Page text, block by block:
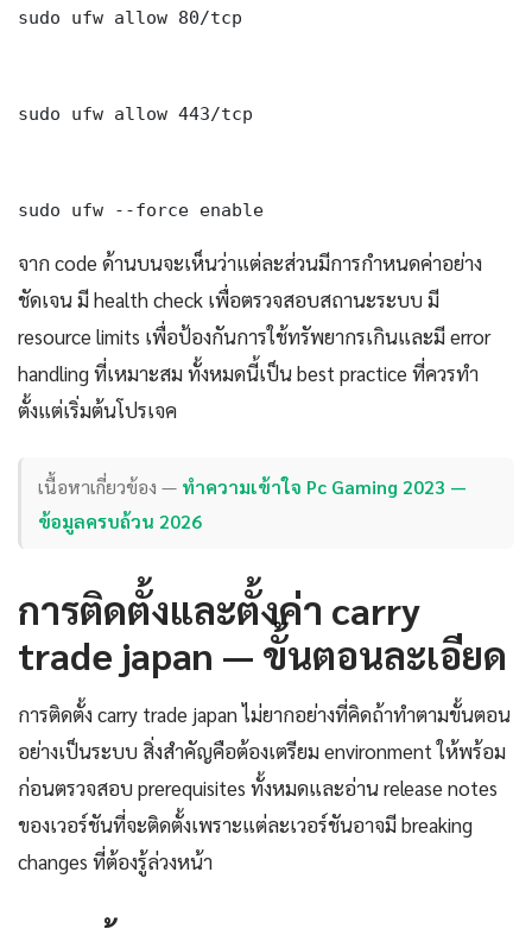
sudo ufw allow 80/tcp
sudo ufw allow 443/tcp
sudo ufw --force enable
จาก code ด้านบนจะเห็นว่าแต่ละส่วนมีการกำหนดค่าอย่าง
ชัดเจน มี health check เพื่อตรวจสอบสถานะระบบ มี
resource limits เพื่อป้องกันการใช้ทรัพยากรเกินและมี error
handling ที่เหมาะสม ทั้งหมดนี้เป็น best practice ที่ควรทำ
ตั้งแต่เริ่มต้นโปรเจค
เนื้อหาเกี่ยวข้อง — ทำความเข้าใจ Pc Gaming 2023 —
ข้อมูลครบถ้วน 2026
การติดตั้งและตั้งค่า carry
trade japan — ขั้นตอนละเอียด
การติดตั้ง carry trade japan ไม่ยากอย่างที่คิดถ้าทำตามขั้นตอน
อย่างเป็นระบบ สิ่งสำคัญคือต้องเตรียม environment ให้พร้อม
ก่อนตรวจสอบ prerequisites ทั้งหมดและอ่าน release notes
ของเวอร์ชันที่จะติดตั้งเพราะแต่ละเวอร์ชันอาจมี breaking
changes ที่ต้องรู้ล่วงหน้า